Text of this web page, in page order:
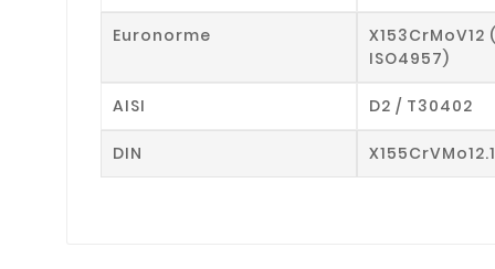
Euronorme
X153CrMoV12
ISO4957)
AISI D2 / T30402
DIN X155CrVMo12.1